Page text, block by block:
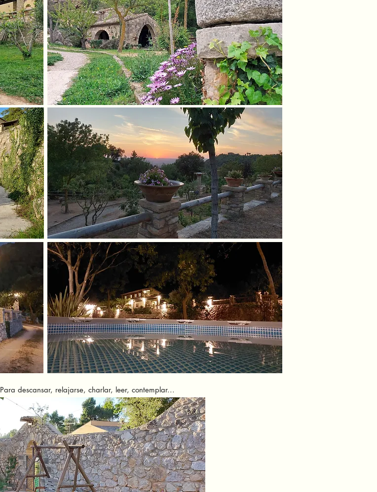
Para descansar, relajarse, charlar, leer, contemplar...